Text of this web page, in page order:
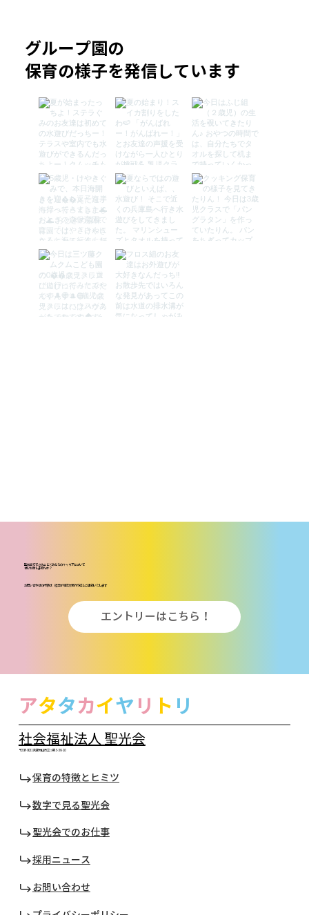
聖光会でできること×あなたのキャリアについて
ぜひお話しませんか？
お問い合わせの内容は、担当が確認次第​折り返しご連絡いたします
エントリーはこちら！
グループ園の
保育の様子を発信しています
アタタカイヤ リ ト リ
社会福祉法人 聖光会
〒208-0021 武蔵村山市三ツ藤 3-36-10
保育の特徴とヒミツ
数字で見る聖光会
聖光会でのお仕事
採用ニュース
お問い合わせ